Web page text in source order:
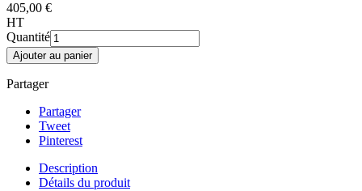
405,00 €
HT
Quantité
Ajouter au panier
Partager
Partager
Tweet
Pinterest
Description
Détails du produit